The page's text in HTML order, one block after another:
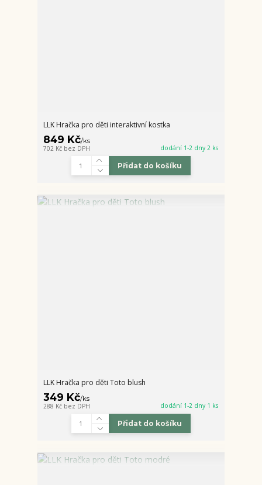
LLK Hračka pro děti interaktivní kostka
849 Kč/ks
702 Kč bez DPH dodání 1-2 dny 2 ks
Přidat do košíku
LLK Hračka pro děti Toto blush
349 Kč/ks
288 Kč bez DPH dodání 1-2 dny 1 ks
Přidat do košíku